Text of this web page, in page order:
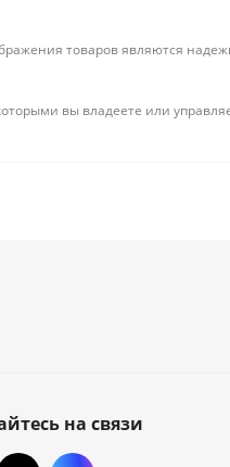
товаров являются
вы владеете или
на связи